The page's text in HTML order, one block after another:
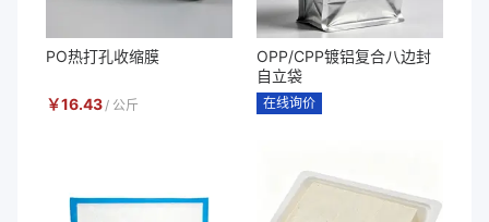
PO热打孔收缩膜
￥16.43 / 公斤
OPP/CPP镀铝复合八边封
自立袋
在线询价